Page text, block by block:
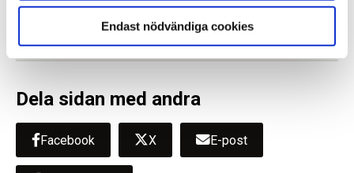
Endast nödvändiga cookies
psykosocial problematik, kriminalitet och
Dela sidan med andra
Facebook X E-post